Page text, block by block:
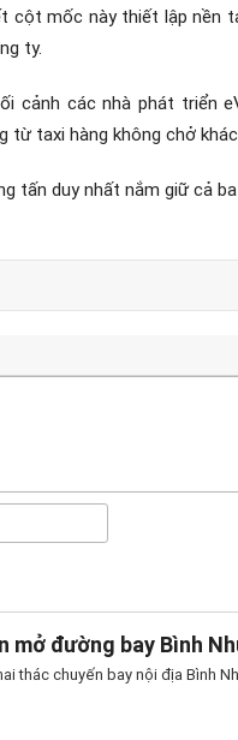
cột mốc này thiết lập
ty.
cảnh các nhà phát triển
taxi hàng không chở
tấn duy nhất nắm giữ cả
mở đường bay Bình
thác chuyến bay nội địa Bình